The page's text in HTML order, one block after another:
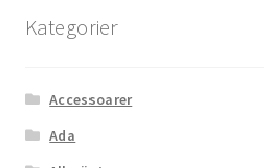
Kategorier
Accessoarer
Ada